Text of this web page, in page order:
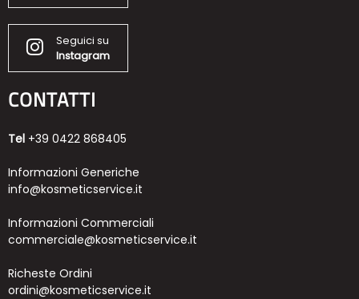
Seguici su
Instagram
CONTATTI
Tel +39 0422 868405
Informazioni Generiche
info@kosmeticservice.it
Informazioni Commerciali
commerciale@kosmeticservice.it
Richeste Ordini
ordini@kosmeticservice.it